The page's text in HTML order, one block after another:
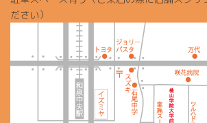
ださい）